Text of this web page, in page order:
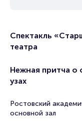
Спектакль
театра
Нежная притча о
узах
Ростовский
основной зал